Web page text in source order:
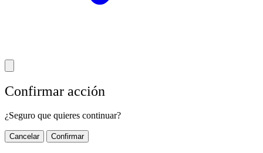
Confirmar acción
¿Seguro que quieres continuar?
Cancelar Confirmar